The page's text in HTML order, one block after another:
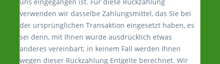
verwenden wir dasselbe Zahlungsmittel, das Sie bei
der ursprünglichen Transaktion eingesetzt haben, es
sei denn, mit Ihnen wurde ausdrücklich etwas
anderes vereinbart; in keinem Fall werden Ihnen
wegen dieser Rückzahlung Entgelte berechnet. Wir